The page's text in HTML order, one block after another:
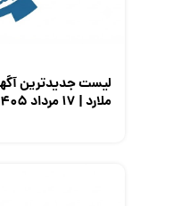
لیست جدیدترین
ملارد | ۱۷ مرداد ۱۴۰۵